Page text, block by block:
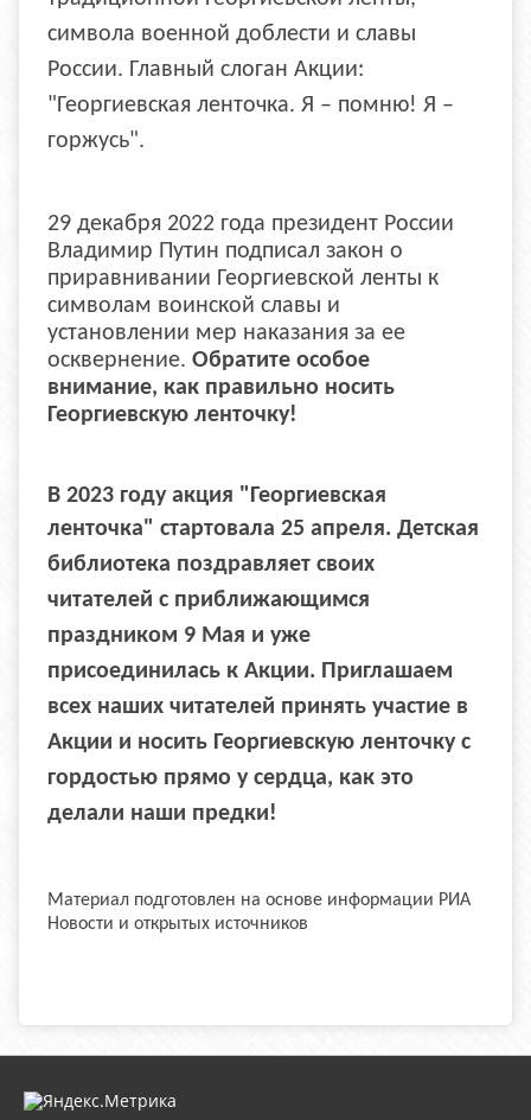
символа военной доблести и славы
России. Главный слоган Акции:
"Георгиевская ленточка. Я – помню! Я –
горжусь".
29 декабря 2022 года президент России
Владимир Путин подписал закон о
приравнивании Георгиевской ленты к
символам воинской славы и
установлении мер наказания за ее
осквернение. Обратите особое
внимание, как правильно носить
Георгиевскую ленточку!
В 2023 году акция "Георгиевская
ленточка" стартовала 25 апреля. Детская
библиотека поздравляет своих
читателей с приближающимся
праздником 9 Мая и уже
присоединилась к Акции. Приглашаем
всех наших читателей принять участие в
Акции и носить Георгиевскую ленточку с
гордостью прямо у сердца, как это
делали наши предки!
Материал подготовлен на основе информации РИА
Новости и открытых источников